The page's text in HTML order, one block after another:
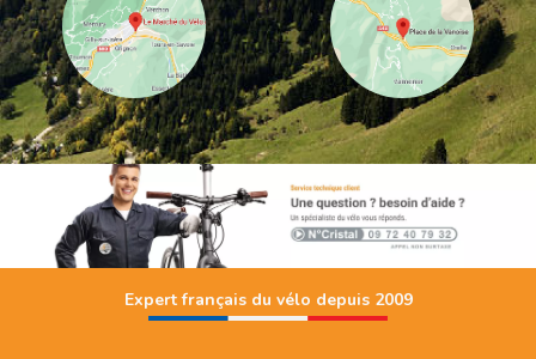
Expert français du vélo depuis 2009